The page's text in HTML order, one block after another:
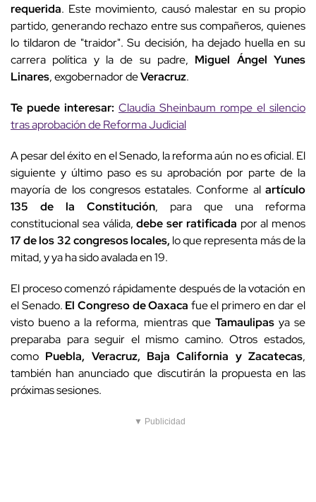
requerida. Este movimiento, causó malestar en su propio
partido, generando rechazo entre sus compañeros, quienes
lo tildaron de "traidor". Su decisión, ha dejado huella en su
carrera política y la de su padre, Miguel Ángel Yunes
Linares, exgobernador deVeracruz.
Te puede interesar: Claudia Sheinbaum rompe el silencio
tras aprobación de Reforma Judicial
A pesar del éxito en el Senado, la reforma aún no es oficial. El
siguiente y último paso es su aprobación por parte de la
mayoría de los congresos estatales. Conforme al artículo
135 de la Constitución, para que una reforma
constitucional sea válida,debe ser ratificada por al menos
17 de los 32 congresos locales, lo que representa más de la
mitad, y ya ha sido avalada en 19.
El proceso comenzó rápidamente después de la votación en
el Senado. El Congreso de Oaxaca fue el primero en dar el
visto bueno a la reforma, mientras que Tamaulipasya se
preparaba para seguir el mismo camino. Otros estados,
como Puebla, Veracruz, Baja California y Zacatecas,
también han anunciado que discutirán la propuesta en las
próximas sesiones.
▼ Publicidad